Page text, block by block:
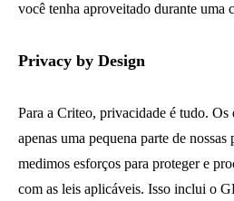
você tenha aproveitado durante uma
Privacy by Design
Para a Criteo, privacidade é tudo. Os
apenas uma pequena parte de
medimos esforços para proteger e
com as leis aplicáveis. Isso inclui o